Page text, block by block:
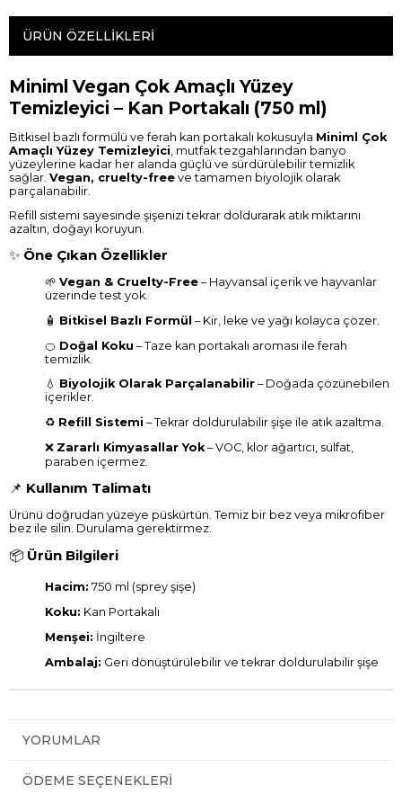
ÜRÜN ÖZELLIKLERI
Miniml Vegan Çok Amaçlı Yüzey
Temizleyici – Kan Portakalı (750 ml)
Bitkisel bazlı formülü ve ferah kan portakalı kokusuyla Miniml Çok
Amaçlı Yüzey Temizleyici , mutfak tezgahlarından banyo
yüzeylerine kadar her alanda güçlü ve sürdürülebilir temizlik
sağlar. Vegan, cruelty-free ve tamamen biyolojik olarak
parçalanabilir.
Refill sistemi sayesinde şişenizi tekrar doldurarak atık miktarını
azaltın, doğayı koruyun.
✨ Öne Çıkan Özellikler
🌱 Vegan & Cruelty-Free – Hayvansal içerik ve hayvanlar
üzerinde test yok.
🧴 Bitkisel Bazlı Formül – Kir, leke ve yağı kolayca çözer.
🍊 Doğal Koku – Taze kan portakalı aroması ile ferah
temizlik.
💧 Biyolojik Olarak Parçalanabilir – Doğada çözünebilen
içerikler.
♻️ Refill Sistemi – Tekrar doldurulabilir şişe ile atık azaltma.
❌ Zararlı Kimyasallar Yok – VOC, klor ağartıcı, sülfat,
paraben içermez.
📌 Kullanım Talimatı
Ürünü doğrudan yüzeye püskürtün. Temiz bir bez veya mikrofiber
bez ile silin. Durulama gerektirmez.
📦 Ürün Bilgileri
Hacim: 750 ml (sprey şişe)
Koku: Kan Portakalı
Menşei: İngiltere
Ambalaj: Geri dönüştürülebilir ve tekrar doldurulabilir şişe
YORUMLAR
ÖDEME SEÇENEKLERI